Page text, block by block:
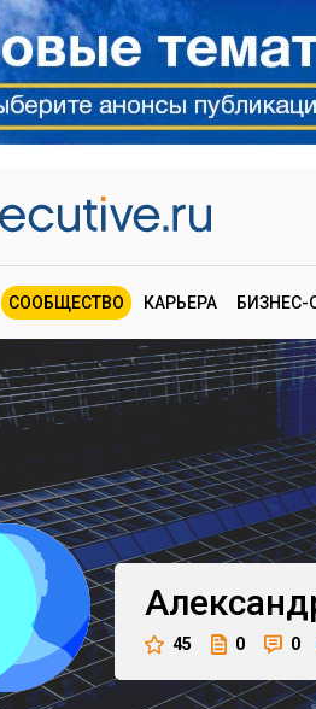
СООБЩЕСТВО КАРЬЕРА БИЗНЕС-
45 0 0